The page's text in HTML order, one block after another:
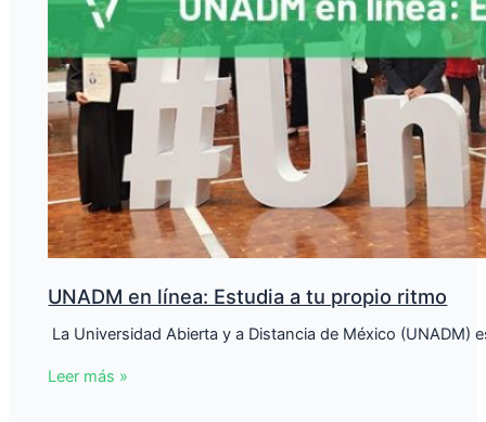
UNADM en línea: Estudia a tu propio ritmo
La Universidad Abierta y a Distancia de México
Leer más »